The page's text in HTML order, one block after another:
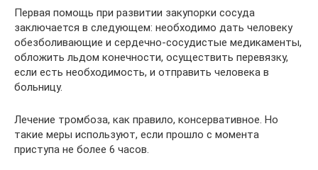
Первая помощь при развитии закупорки сосуда
заключается в следующем: необходимо дать человеку
обезболивающие и сердечно-сосудистые медикаменты,
обложить льдом конечности, осуществить перевязку,
если есть необходимость, и отправить человека в
больницу.
Лечение тромбоза, как правило, консервативное. Но
такие меры используют, если прошло с момента
приступа не более 6 часов.